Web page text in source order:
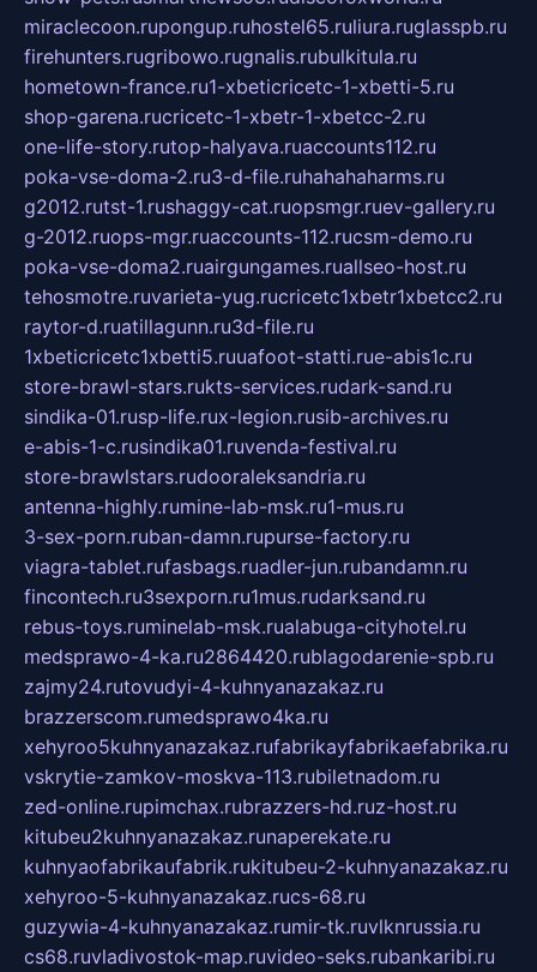
miraclecoon.rupongup.ruhostel65.ruliura.ruglasspb.ru
firehunters.rugribowo.rugnalis.rubulkitula.ru
hometown-france.ru1-xbeticricetc-1-xbetti-5.ru
shop-garena.rucricetc-1-xbetr-1-xbetcc-2.ru
one-life-story.rutop-halyava.ruaccounts112.ru
poka-vse-doma-2.ru3-d-file.ruhahahaharms.ru
g2012.rutst-1.rushaggy-cat.ruopsmgr.ruev-gallery.ru
g-2012.ruops-mgr.ruaccounts-112.rucsm-demo.ru
poka-vse-doma2.ruairgungames.ruallseo-host.ru
tehosmotre.ruvarieta-yug.rucricetc1xbetr1xbetcc2.ru
raytor-d.ruatillagunn.ru3d-file.ru
1xbeticricetc1xbetti5.ruuafoot-statti.rue-abis1c.ru
store-brawl-stars.rukts-services.rudark-sand.ru
sindika-01.rusp-life.rux-legion.rusib-archives.ru
e-abis-1-c.rusindika01.ruvenda-festival.ru
store-brawlstars.rudooraleksandria.ru
antenna-highly.rumine-lab-msk.ru1-mus.ru
3-sex-porn.ruban-damn.rupurse-factory.ru
viagra-tablet.rufasbags.ruadler-jun.rubandamn.ru
fincontech.ru3sexporn.ru1mus.rudarksand.ru
rebus-toys.ruminelab-msk.rualabuga-cityhotel.ru
medsprawo-4-ka.ru2864420.rublagodarenie-spb.ru
zajmy24.rutovudyi-4-kuhnyanazakaz.ru
brazzerscom.rumedsprawo4ka.ru
xehyroo5kuhnyanazakaz.rufabrikayfabrikaefabrika.ru
vskrytie-zamkov-moskva-113.rubiletnadom.ru
zed-online.rupimchax.rubrazzers-hd.ruz-host.ru
kitubeu2kuhnyanazakaz.runaperekate.ru
kuhnyaofabrikaufabrik.rukitubeu-2-kuhnyanazakaz.ru
xehyroo-5-kuhnyanazakaz.rucs-68.ru
guzywia-4-kuhnyanazakaz.rumir-tk.ruvlknrussia.ru
cs68.ruvladivostok-map.ruvideo-seks.rubankaribi.ru